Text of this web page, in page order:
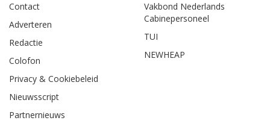
Contact
Adverteren
Redactie
Colofon
Privacy & Cookiebeleid
Nieuwsscript
Partnernieuws
Vakbond Nederlands
Cabinepersoneel
TUI
NEWHEAP